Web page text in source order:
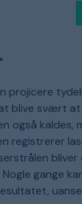
projicere
blive svært at
også kaldes,
registrerer
gange